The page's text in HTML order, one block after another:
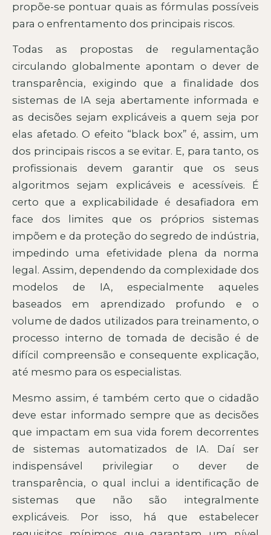
propõe-se pontuar quais as fórmulas possíveis
para o enfrentamento dos principais riscos.
Todas as propostas de regulamentação
circulando globalmente apontam o dever de
transparência, exigindo que a finalidade dos
sistemas de IA seja abertamente informada e
as decisões sejam explicáveis a quem seja por
elas afetado. O efeito “black box” é, assim, um
dos principais riscos a se evitar. E, para tanto, os
profissionais devem garantir que os seus
algoritmos sejam explicáveis e acessíveis. É
certo que a explicabilidade é desafiadora em
face dos limites que os próprios sistemas
impõem e da proteção do segredo de indústria,
impedindo uma efetividade plena da norma
legal. Assim, dependendo da complexidade dos
modelos de IA, especialmente aqueles
baseados em aprendizado profundo e o
volume de dados utilizados para treinamento, o
processo interno de tomada de decisão é de
difícil compreensão e consequente explicação,
até mesmo para os especialistas.
Mesmo assim, é também certo que o cidadão
deve estar informado sempre que as decisões
que impactam em sua vida forem decorrentes
de sistemas automatizados de IA. Daí ser
indispensável privilegiar o dever de
transparência, o qual inclui a identificação de
sistemas que não são integralmente
explicáveis. Por isso, há que estabelecer